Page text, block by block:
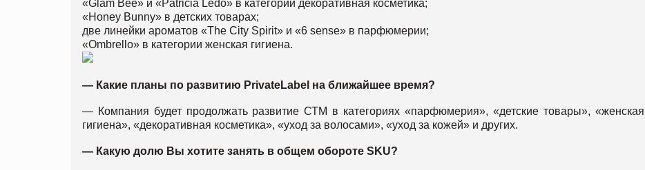
«Glam Bee» и «Patricia Ledo» в категории декоративная косметика;
«Honey Bunny» в детских товарах;
две линейки ароматов «The Сity Spirit» и «6 sense» в парфюмерии;
«Ombrello» в категории женская гигиена.
— Какие планы по развитию PrivateLabel на ближайшее время?
— Компания будет продолжать развитие СТМ в категориях «парфюмерия», «детские товары», «женская
гигиена», «декоративная косметика», «уход за волосами», «уход за кожей» и других.
— Какую долю Вы хотите занять в общем обороте SKU?